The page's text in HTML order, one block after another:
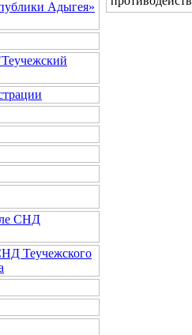
Адыгея»
СНД
Теучежского